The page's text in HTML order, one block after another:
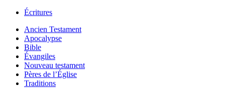
Écritures
Ancien Testament
Apocalypse
Bible
Évangiles
Nouveau testament
Pères de l’Église
Traditions